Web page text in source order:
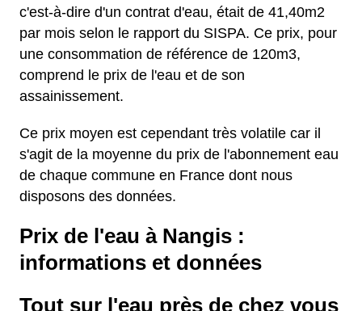
c'est-à-dire d'un contrat d'eau, était de 41,40m2
par mois selon le rapport du SISPA. Ce prix, pour
une consommation de référence de 120m3,
comprend le prix de l'eau et de son
assainissement.
Ce prix moyen est cependant très volatile car il
s'agit de la moyenne du prix de l'abonnement eau
de chaque commune en France dont nous
disposons des données.
Prix de l'eau à Nangis :
informations et données
Tout sur l'eau près de chez vous